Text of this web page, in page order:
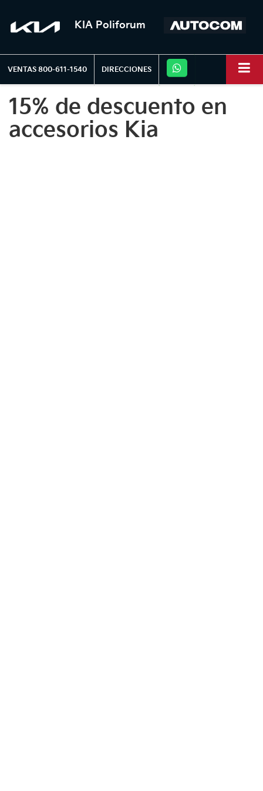
KIA Poliforum
VENTAS 800-611-1540 DIRECCIONES
15% de descuento en
accesorios Kia